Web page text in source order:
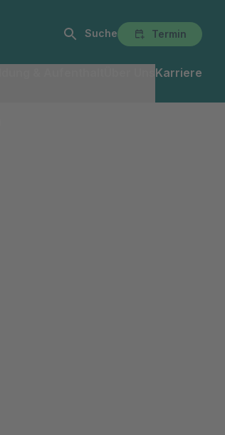
Suche Termin
Karriere